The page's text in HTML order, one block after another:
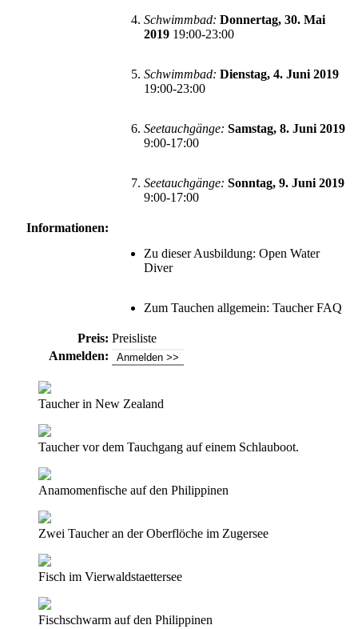
Schwimmbad: Donnertag, 30. Mai
2019 19:00-23:00
Schwimmbad: Dienstag, 4. Juni 2019
19:00-23:00
Seetauchgänge: Samstag, 8. Juni 2019
9:00-17:00
Seetauchgänge: Sonntag, 9. Juni 2019
9:00-17:00
Informationen:
Zu dieser Ausbildung: Open Water
Diver
Zum Tauchen allgemein: Taucher FAQ
Preis: Preisliste
Anmelden:
Anmelden >>
Taucher in New Zealand
Taucher vor dem Tauchgang auf einem Schlauboot.
Anamomenfische auf den Philippinen
Zwei Taucher an der Oberflöche im Zugersee
Fisch im Vierwaldstaettersee
Fischschwarm auf den Philippinen